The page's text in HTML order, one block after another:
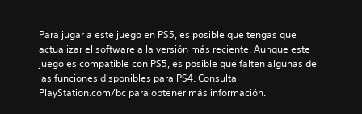
Para jugar a este juego en PS5, es posible que tengas que
actualizar el software a la versión más reciente. Aunque este
juego es compatible con PS5, es posible que falten algunas de
las funciones disponibles para PS4. Consulta
PlayStation.com/bc para obtener más información.